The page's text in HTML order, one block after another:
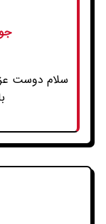
سلام دوست